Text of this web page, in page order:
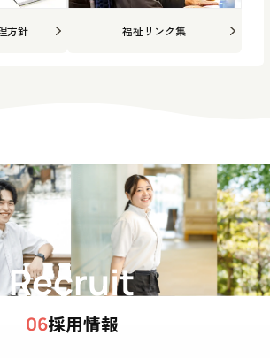
方針 福祉リンク集
Recruit
06採用情報